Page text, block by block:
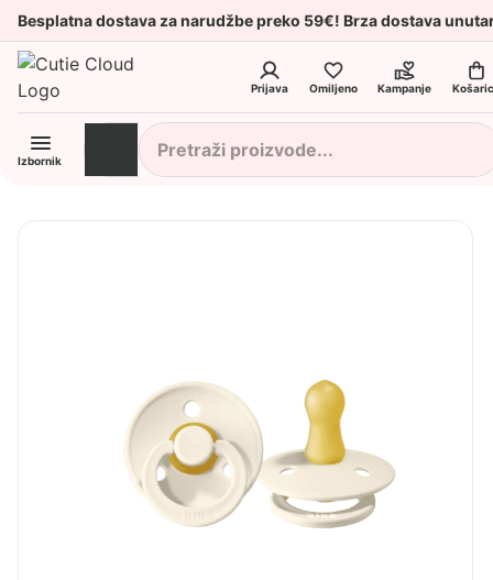
Besplatna dostava za narudžbe preko 59€! Brza dostava
Prijava Omiljeno Kampanje
Izbornik